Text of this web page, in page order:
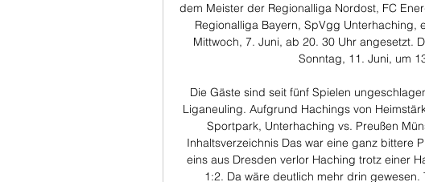
dem Meister der Regionalliga Nordost, FC
Regionalliga Bayern, SpVgg Unterhaching,
Mittwoch, 7. Juni, ab 20. 30 Uhr angesetzt.
Sonntag, 11. Juni, um
Die Gäste sind seit fünf Spielen
Liganeuling. Aufgrund Hachings von
Sportpark, Unterhaching vs. Preußen
Inhaltsverzeichnis Das war eine ganz bittere
eins aus Dresden verlor Haching trotz einer
1:2. Da wäre deutlich mehr drin